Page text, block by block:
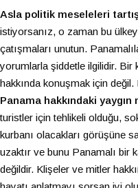
Asla politik meseleleri
istiyorsanız, o zaman bu
çatışmaları unutun.
yorumlarla şiddetle ilgilidir. Bir
hakkında konuşmak için
Panama hakkındaki
turistler için tehlikeli olduğu,
kurbanı olacakları görüşüne
uzaktır ve bunu Panamalı bir
değildir. Klişeler ve mitler